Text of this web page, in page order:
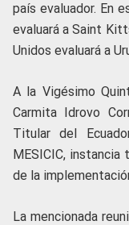
país evaluador. En
evaluará a Saint
Unidos evaluará a
A la Vigésimo
Carmita Idrovo
Titular del
MESICIC, instancia
de la
La mencionada